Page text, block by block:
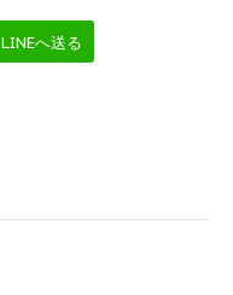
LINEへ送る